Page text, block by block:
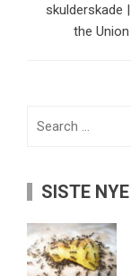
skulderskade
the
SISTE NYE